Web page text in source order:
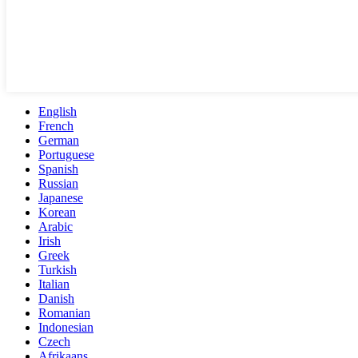
English
French
German
Portuguese
Spanish
Russian
Japanese
Korean
Arabic
Irish
Greek
Turkish
Italian
Danish
Romanian
Indonesian
Czech